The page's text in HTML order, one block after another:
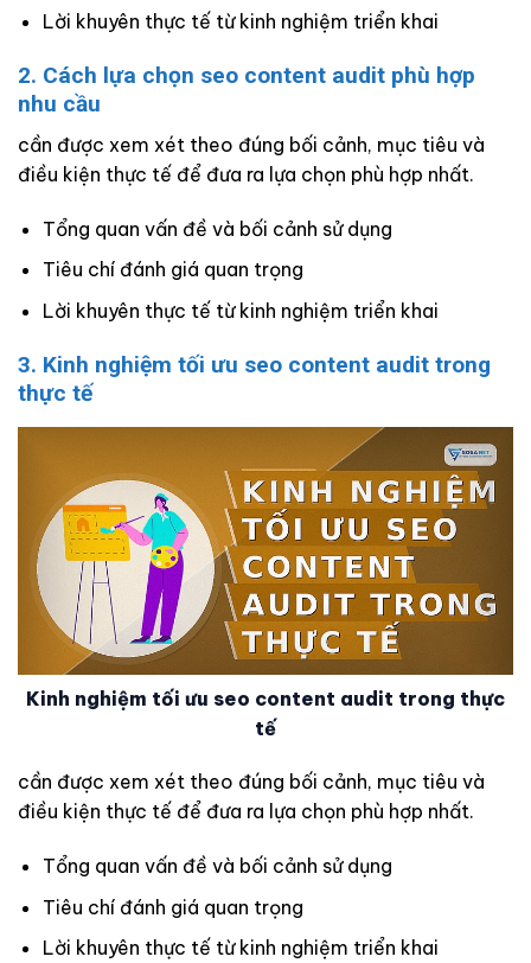
Lời khuyên thực tế từ kinh nghiệm triển khai
2. Cách lựa chọn seo content audit phù hợp
nhu cầu
cần được xem xét theo đúng bối cảnh, mục tiêu và
điều kiện thực tế để đưa ra lựa chọn phù hợp nhất.
Tổng quan vấn đề và bối cảnh sử dụng
Tiêu chí đánh giá quan trọng
Lời khuyên thực tế từ kinh nghiệm triển khai
3. Kinh nghiệm tối ưu seo content audit trong
thực tế
Kinh nghiệm tối ưu seo content audit trong thực
tế
cần được xem xét theo đúng bối cảnh, mục tiêu và
điều kiện thực tế để đưa ra lựa chọn phù hợp nhất.
Tổng quan vấn đề và bối cảnh sử dụng
Tiêu chí đánh giá quan trọng
Lời khuyên thực tế từ kinh nghiệm triển khai